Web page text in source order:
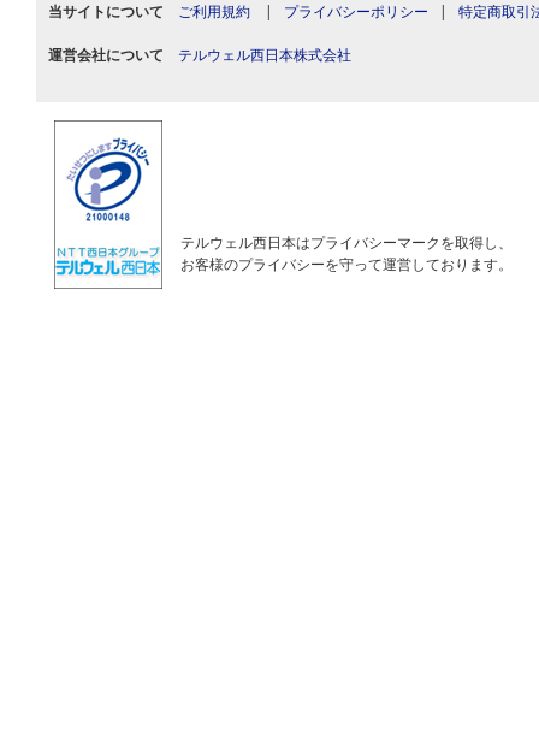
当サイトについて ご利用規約 | プライバシーポリシー | 特定商取引
運営会社について テルウェル西日本株式会社
テルウェル西日本はプライバシーマークを取得し、
お客様のプライバシーを守って運営しております。